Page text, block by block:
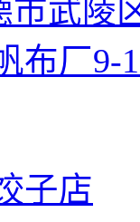
市武陵
布厂9-
子店